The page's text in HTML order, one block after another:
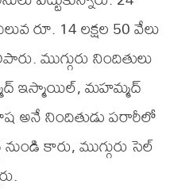
రూ. 14 లక్షల 50 వేలు
ముగ్గురు నిందితులు
ఇస్మాయిల్, మహమ్మద్
అనే నిందితుడు పరారీలో
కారు, ముగ్గురు సెల్